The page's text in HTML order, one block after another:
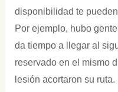
disponibilidad te
Por ejemplo, hubo
da tiempo a llegar al
reservado en el mismo
lesión acortaron su ruta.